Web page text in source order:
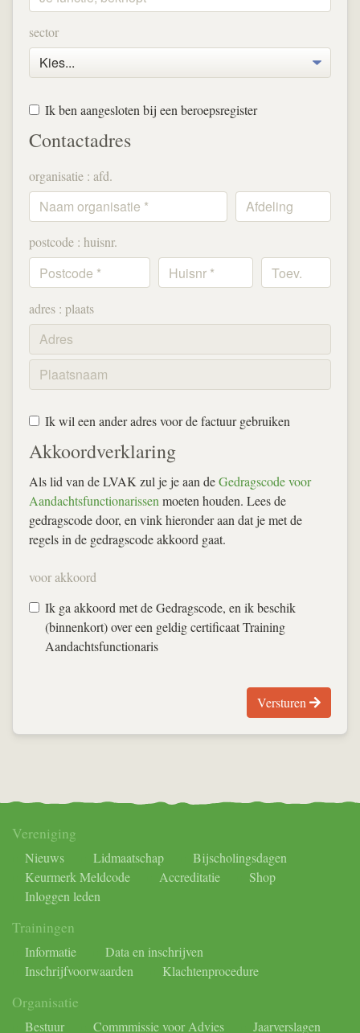
sector
Ik ben aangesloten bij een beroepsregister
Contactadres
organisatie : afd.
postcode : huisnr.
adres : plaats
Ik wil een ander adres voor de factuur gebruiken
Akkoordverklaring
Als lid van de LVAK zul je je aan deGedragscode voor
Aandachtsfunctionarissenmoeten houden. Lees de
gedragscode door, en vink hieronder aan dat je met de
regels in de gedragscode akkoord gaat.
voor akkoord
Ik ga akkoord met de Gedragscode, en ik beschik
(binnenkort) over een geldig certificaat Training
Aandachtsfunctionaris
Versturen
Vereniging
Nieuws Lidmaatschap
Bijscholingsdagen
Keurmerk Meldcode
Accreditatie
Shop
Inloggen leden
Trainingen
Informatie
Data en inschrijven
Inschrijfvoorwaarden
Klachtenprocedure
Organisatie
Bestuur Commmissie voor Advies Jaarverslagen